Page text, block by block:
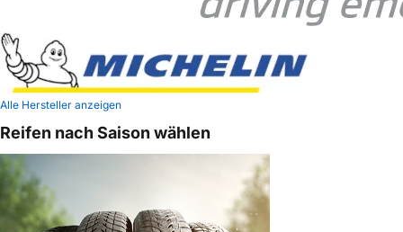
Alle Hersteller anzeigen
Reifen nach Saison wählen